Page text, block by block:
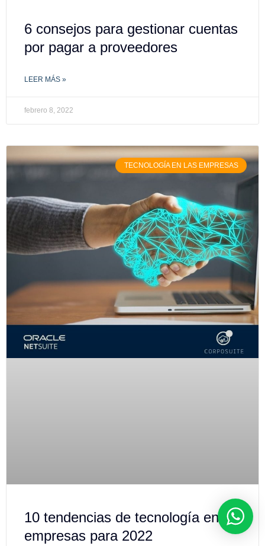
6 consejos para gestionar cuentas
por pagar a proveedores
LEER MÁS »
febrero 8, 2022
TECNOLOGÍA EN LAS EMPRESAS
10 tendencias de tecnología en las
empresas para 2022